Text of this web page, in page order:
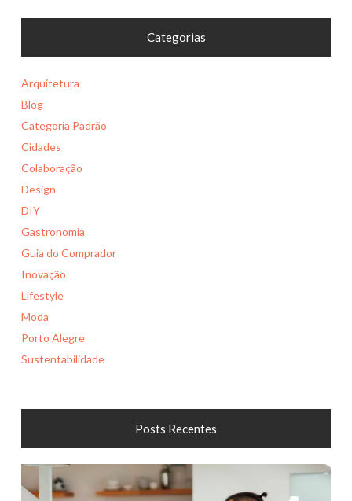
Categorias
Arquitetura
Blog
Categoria Padrão
Cidades
Colaboração
Design
DIY
Gastronomia
Guia do Comprador
Inovação
Lifestyle
Moda
Porto Alegre
Sustentabilidade
Posts Recentes